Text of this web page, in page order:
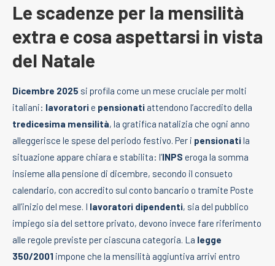
Le scadenze per la mensilità
extra e cosa aspettarsi in vista
del Natale
Dicembre 2025 si profila come un mese cruciale per molti
italiani: lavoratorie pensionati attendono l’accredito della
tredicesima mensilità, la gratifica natalizia che ogni anno
alleggerisce le spese del periodo festivo. Per i pensionatila
situazione appare chiara e stabilita: l’INPS eroga la somma
insieme alla pensione di dicembre, secondo il consueto
calendario, con accredito sul conto bancario o tramite Poste
all’inizio del mese. I lavoratori dipendenti, sia del pubblico
impiego sia del settore privato, devono invece fare riferimento
alle regole previste per ciascuna categoria. La legge
350/2001 impone che la mensilità aggiuntiva arrivi entro